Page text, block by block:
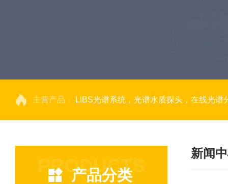
主营产品： LIBS光谱系统，光谱水质探头，在线光谱分析，高光谱相机，量子效
PRODUCTS
产品分类
新闻